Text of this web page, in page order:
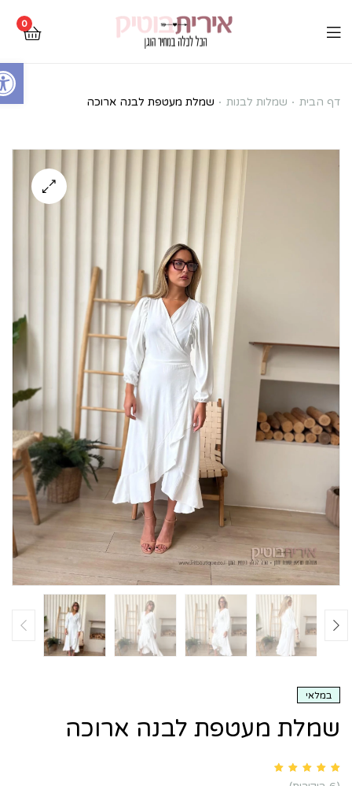
Open toolbar
0
שמלת
לבנה
דף הבית שמלות לבנות שמלת מעטפת לבנה ארוכה
במלאי
שמלת מעטפת לבנה ארוכה
6
customer ratings